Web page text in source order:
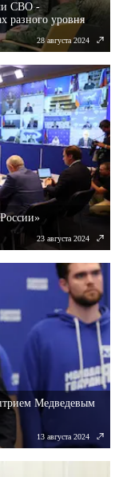
СВО -
разного уровня
28 августа 2024
23 августа 2024
Медведевым
13 августа 2024